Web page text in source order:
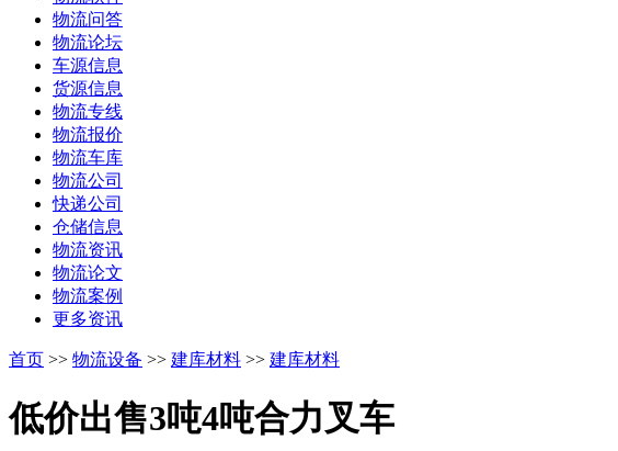
物流问答
物流论坛
车源信息
货源信息
物流专线
物流报价
物流车库
物流公司
快递公司
仓储信息
物流资讯
物流论文
物流案例
更多资讯
首页 >> 物流设备 >> 建库材料 >> 建库材料
低价出售3吨4吨合力叉车